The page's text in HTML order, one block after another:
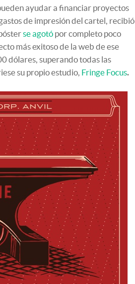
ayudar a financiar proyectos
de impresión del cartel, recibió
se agotó por completo poco
más exitoso de la web de ese
dólares, superando todas las
su propio estudio, Fringe Focus.